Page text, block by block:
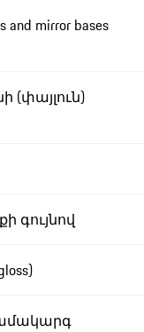
and mirror bases
(փայլուն)
գույնով